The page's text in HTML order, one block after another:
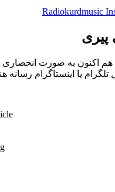
Radiokurdmusic
پیری
تلگرام یا اینستاگرام
: